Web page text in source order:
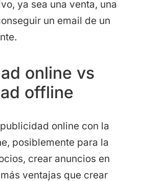
ya sea una venta, una
un email de un
online vs
offline
online con la
posiblemente para la
crear anuncios en
ventajas que crear